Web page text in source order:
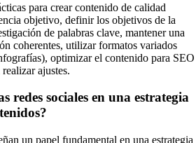
para crear contenido de calidad
objetivo, definir los objetivos de la
de palabras clave, mantener una
coherentes, utilizar formatos variados
optimizar el contenido para SEO
ajustes.
redes sociales en una estrategia
un papel fundamental en una estrategia